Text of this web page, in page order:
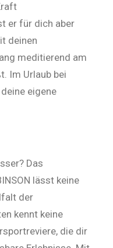
er für dich aber
deinen
meditierend am
Im Urlaub bei
eigene
Das
lässt keine
der
kennt keine
die dir